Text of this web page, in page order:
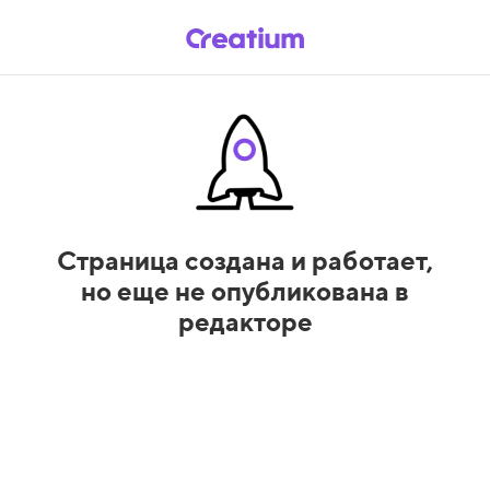
Страница создана и работает,
но еще не опубликована в
редакторе